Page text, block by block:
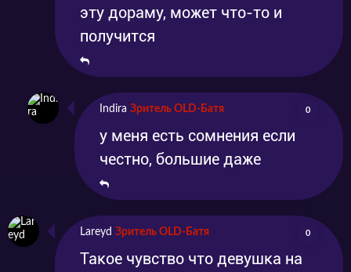
эту дораму, может что-то и
получится
Indira Зритель OLD-Батя 0
у меня есть сомнения если
честно, большие даже
Lareyd Зритель OLD-Батя 0
Такое чувство что девушка на